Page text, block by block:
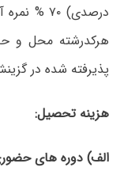
درصدی) ۷۰
پذیرفته شده در
هزینه تحصیل:
الف) دوره های